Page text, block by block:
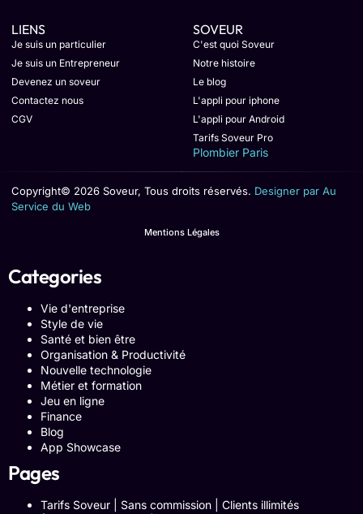
LIENS
Je suis un particulier
Je suis un Entrepreneur
Devenez un soveur
Contactez nous
CGV
SOVEUR
C'est quoi Soveur
Notre histoire
Le blog
L'appli pour iphone
L'appli pour Android
Tarifs Soveur Pro
Plombier Paris
Copyright© 2026 Soveur, Tous droits réservés. Designer par Au
Service du Web
Mentions Légales
Categories
Vie d'entreprise
Style de vie
Santé et bien être
Organisation & Productivité
Nouvelle technologie
Métier et formation
Jeu en ligne
Finance
Blog
App Showcase
Pages
Tarifs Soveur | Sans commission | Clients illimités